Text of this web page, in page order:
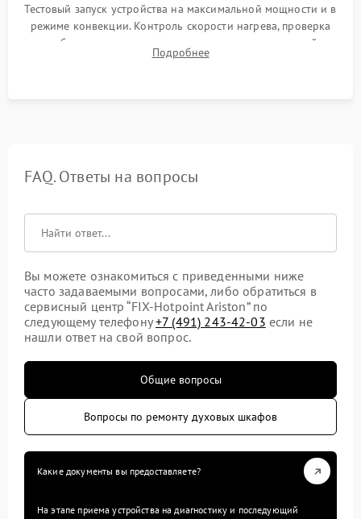
Тестовый запуск устройства на максимальной мощности и в
режиме конвекции. Контроль скорости нагрева, проверка
срабатывания термостата при достижении заданной
температуры и тест на отсутствие утечек тока.
Подробнее
FAQ. Ответы на вопросы
Вы можете ознакомиться с приведенными ниже
часто задаваемыми вопросами, либо обратиться в
сервисный центр “FIX-Hotpoint Ariston” по
следующему телефону+7 (491) 243-42-03 если не
нашли ответ на свой вопрос.
Общие вопросы
Вопросы по ремонту духовых шкафов
Какие документы вы предоставляете?
На этапе приема устройства на диагностику и последующий